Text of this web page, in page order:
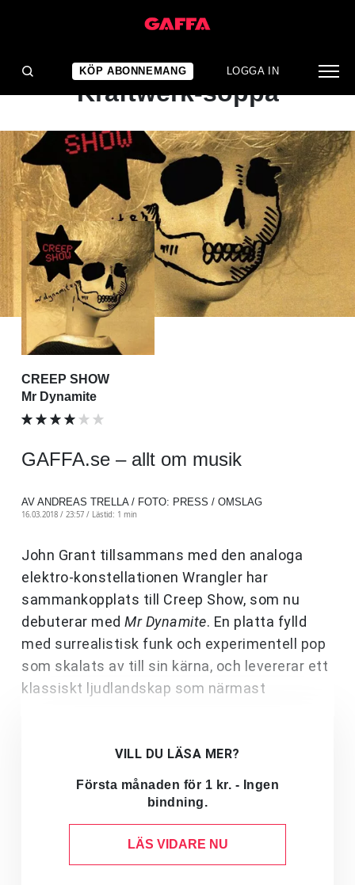
KÖP ABONNEMANG LOGGA IN
ALBUMRECENSION
En ping-pongande
Kraftwerk-soppa
CREEP SHOW
Mr Dynamite
GAFFA.se – allt om musik
AV ANDREAS TRELLA / FOTO: PRESS / OMSLAG
16.03.2018 / 23:57 / Lästid: 1 min
John Grant tillsammans med den analoga
elektro-konstellationen Wrangler har
sammankopplats till Creep Show, som nu
debuterar med Mr Dynamite. En platta fylld
med surrealistisk funk och experimentell pop
som skalats av till sin kärna, och levererar ett
klassiskt ljudlandskap som närmast
VILL DU LÄSA MER?
Första månaden för 1 kr. - Ingen
bindning.
LÄS VIDARE NU